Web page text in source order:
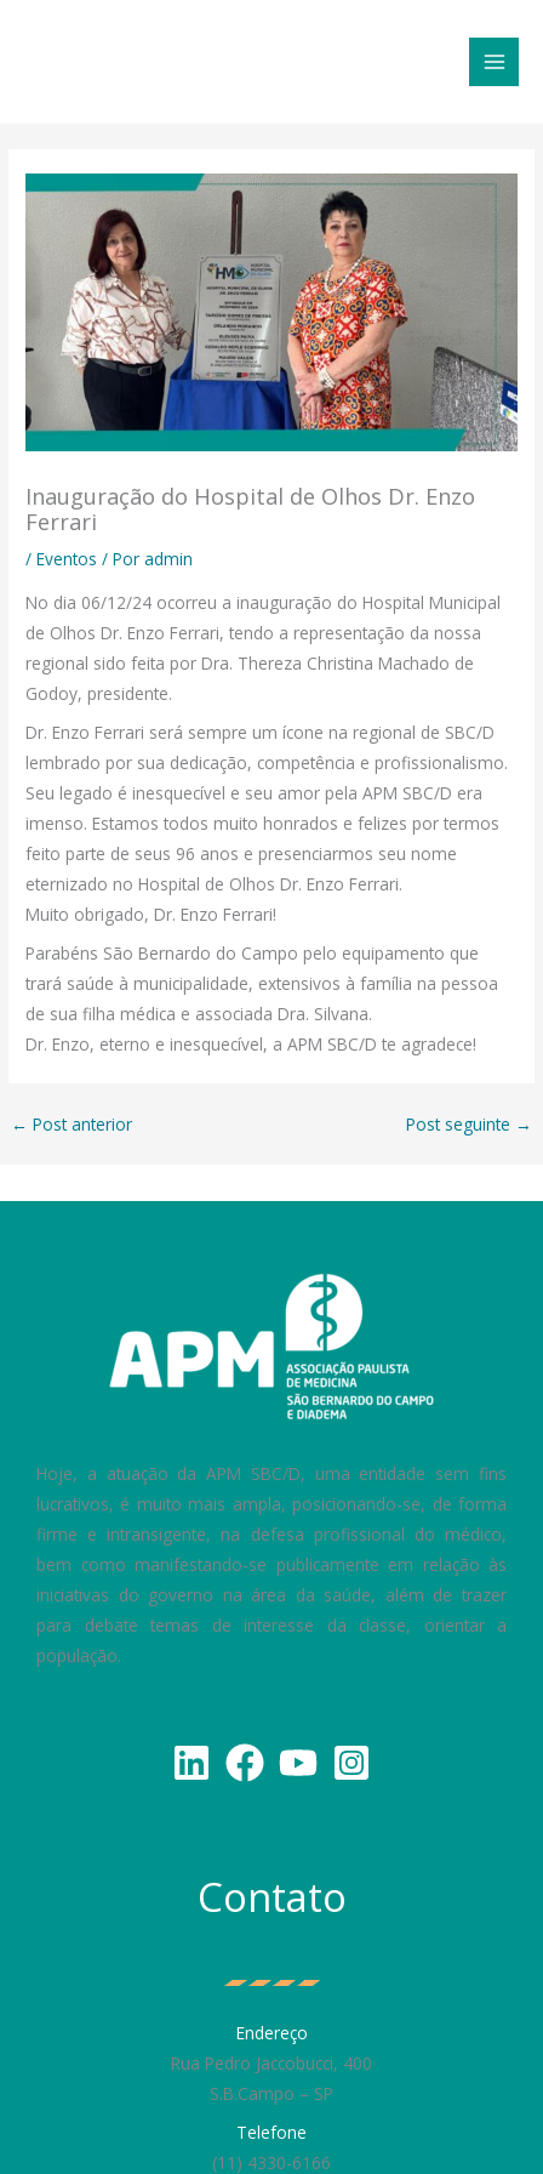
Inauguração do Hospital de Olhos Dr. Enzo
Ferrari
/Eventos / Poradmin
No dia 06/12/24 ocorreu a inauguração do Hospital Municipal
de Olhos Dr. Enzo Ferrari, tendo a representação da nossa
regional sido feita por Dra. Thereza Christina Machado de
Godoy, presidente.
Dr. Enzo Ferrari será sempre um ícone na regional de SBC/D
lembrado por sua dedicação, competência e profissionalismo.
Seu legado é inesquecível e seu amor pela APM SBC/D era
imenso. Estamos todos muito honrados e felizes por termos
feito parte de seus 96 anos e presenciarmos seu nome
eternizado no Hospital de Olhos Dr. Enzo Ferrari.
Muito obrigado, Dr. Enzo Ferrari!
Parabéns São Bernardo do Campo pelo equipamento que
trará saúde à municipalidade, extensivos à família na pessoa
de sua filha médica e associada Dra. Silvana.
Dr. Enzo, eterno e inesquecível, a APM SBC/D te agradece!
← Post anterior Post seguinte →
Hoje, a atuação da APM SBC/D, uma entidade sem fins
lucrativos, é muito mais ampla, posicionando-se, de forma
firme e intransigente, na defesa profissional do médico,
bem como manifestando-se publicamente em relação às
iniciativas do governo na área da saúde, além de trazer
para debate temas de interesse da classe, orientar a
população.
Contato
Endereço
Rua Pedro Jaccobucci, 400
S.B.Campo – SP
Telefone
(11) 4330-6166